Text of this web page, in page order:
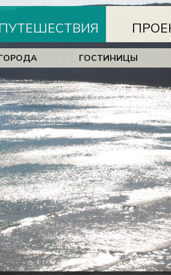
ПУТЕШЕСТВИЯ
ГОСТИНИЦЫ